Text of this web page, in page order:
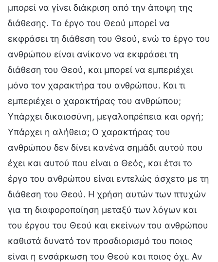
μπορεί να γίνει διάκριση από την άποψη της
διάθεσης. Το έργο του Θεού μπορεί να
εκφράσει τη διάθεση του Θεού, ενώ το έργο του
ανθρώπου είναι ανίκανο να εκφράσει τη
διάθεση του Θεού, και μπορεί να εμπεριέχει
μόνο τον χαρακτήρα του ανθρώπου. Και τι
εμπεριέχει ο χαρακτήρας του ανθρώπου;
Υπάρχει δικαιοσύνη, μεγαλοπρέπεια και οργή;
Υπάρχει η αλήθεια; Ο χαρακτήρας του
ανθρώπου δεν δίνει κανένα σημάδι αυτού που
έχει και αυτού που είναι ο Θεός, και έτσι το
έργο του ανθρώπου είναι εντελώς άσχετο με τη
διάθεση του Θεού. Η χρήση αυτών των πτυχών
για τη διαφοροποίηση μεταξύ των λόγων και
του έργου του Θεού και εκείνων του ανθρώπου
καθιστά δυνατό τον προσδιορισμό του ποιος
είναι η ενσάρκωση του Θεού και ποιος όχι. Αν